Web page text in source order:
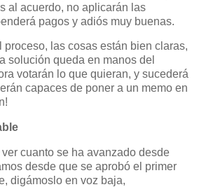
al acuerdo, no aplicarán las
pagos y adiós muy buenas.
las cosas están bien claras,
solución queda en manos del
votarán lo que quieran, y sucederá
capaces de poner a un memo en
cuanto se ha avanzado desde
desde que se aprobó el primer
digámoslo en voz baja,